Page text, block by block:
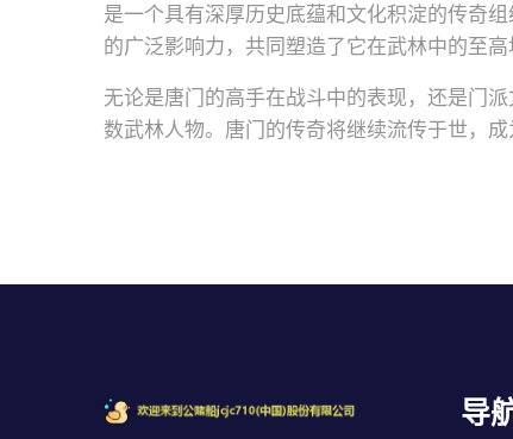
是一个具有深厚历史底蕴和文化积淀的传奇
的广泛影响力，共同塑造了它在武林中的至高
无论是唐门的高手在战斗中的表现，还是门
数武林人物。唐门的传奇将继续流传于世，成
导